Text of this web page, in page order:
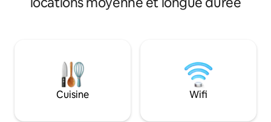
Cuisine Wifi